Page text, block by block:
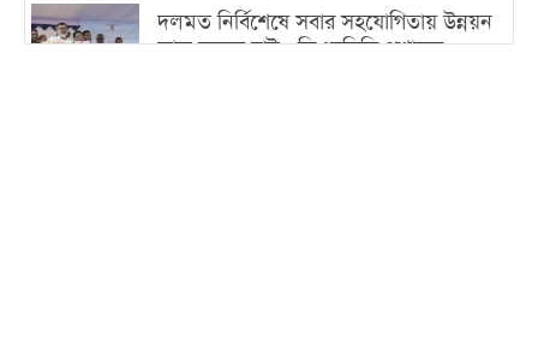
দলমত নির্বিশেষে সবার সহযোগিতায় উন্নয়ন
কাজ করতে চাই : ডিএনসিসি প্রশাসক